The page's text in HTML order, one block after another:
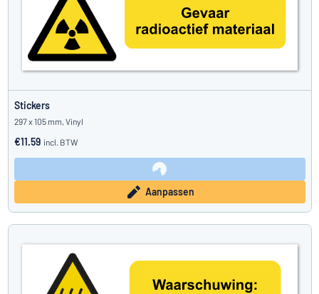
Stickers
297 x 105 mm, Vinyl
€11.59 incl. BTW
Aanpassen